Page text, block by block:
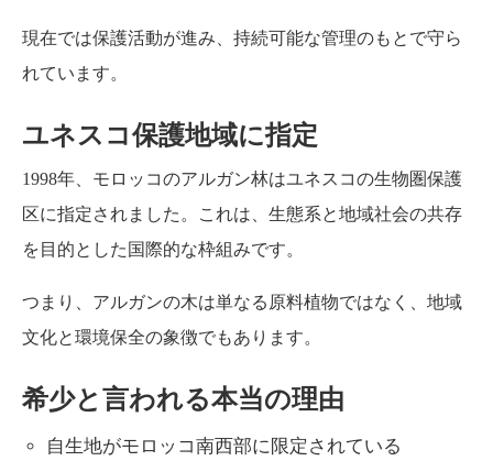
現在では保護活動が進み、持続可能な管理のもとで守ら
れています。
ユネスコ保護地域に指定
1998年、モロッコのアルガン林はユネスコの生物圏保護
区に指定されました。これは、生態系と地域社会の共存
を目的とした国際的な枠組みです。
つまり、アルガンの木は単なる原料植物ではなく、地域
文化と環境保全の象徴でもあります。
希少と言われる本当の理由
自生地がモロッコ南西部に限定されている